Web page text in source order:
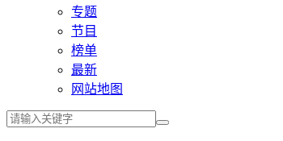
专题
节目
榜单
最新
网站地图